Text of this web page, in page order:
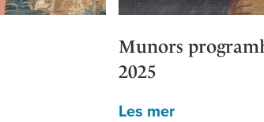
Munors
2025
Les mer